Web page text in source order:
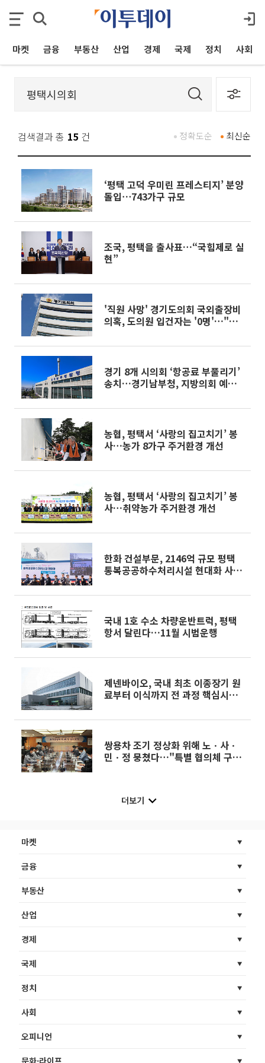
마켓 금융 부동산 산업 경제 국제 정치 사회
검색결과 총 15 건 최신순
정확도순
‘평택 고덕 우미린 프레스티지’ 분양
돌입⋯743가구 규모
조국, 평택을 출사표…“국힘제로 실
현”
'직원 사망' 경기도의회 국외출장비
의혹, 도의원 입건자는 '0명'…"공
경기 8개 시의회 ‘항공료 부풀리기’
송치…경기남부청, 지방의회 예산
농협, 평택서 ‘사랑의 집고치기’ 봉
사…농가 8가구 주거환경 개선
농협, 평택서 ‘사랑의 집고치기’ 봉
사…취약농가 주거환경 개선
한화 건설부문, 2146억 규모 평택
통복공공하수처리시설 현대화 사업
국내 1호 수소 차량운반트럭, 평택
항서 달린다…11월 시범운행
제넨바이오, 국내 최초 이종장기 원
료부터 이식까지 전 과정 핵심시설
쌍용차 조기 정상화 위해 노ㆍ사ㆍ
민ㆍ정 뭉쳤다…"특별 협의체 구
더보기
마켓
금융
부동산
산업
경제
국제
정치
사회
오피니언
문화·라이프